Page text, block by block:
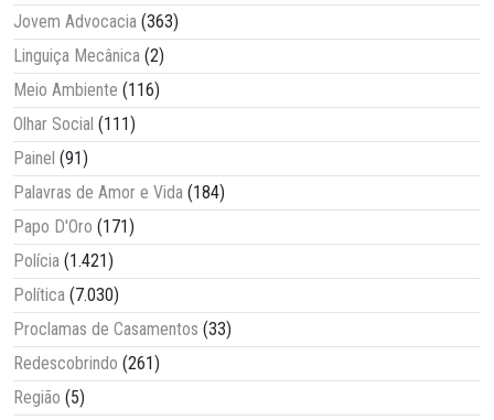
Jovem Advocacia (363)
Linguiça Mecânica (2)
Meio Ambiente (116)
Olhar Social (111)
Painel (91)
Palavras de Amor e Vida (184)
Papo D'Oro (171)
Polícia (1.421)
Política (7.030)
Proclamas de Casamentos (33)
Redescobrindo (261)
Região (5)